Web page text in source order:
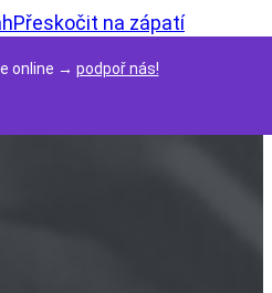
Přeskočit na zápatí
online → podpoř nás!